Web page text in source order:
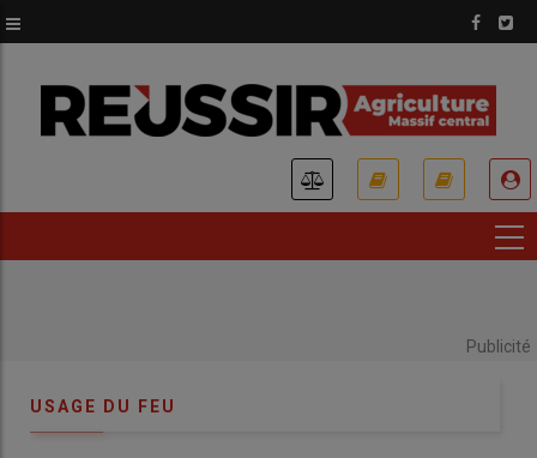
au
principal
Publicité
USAGE DU FEU